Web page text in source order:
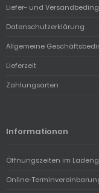
Liefer- und
Datenschutzerklärung
Allgemeine
Lieferzeit
Zahlungsarten
Informationen
Öffnungszeiten im
Online-